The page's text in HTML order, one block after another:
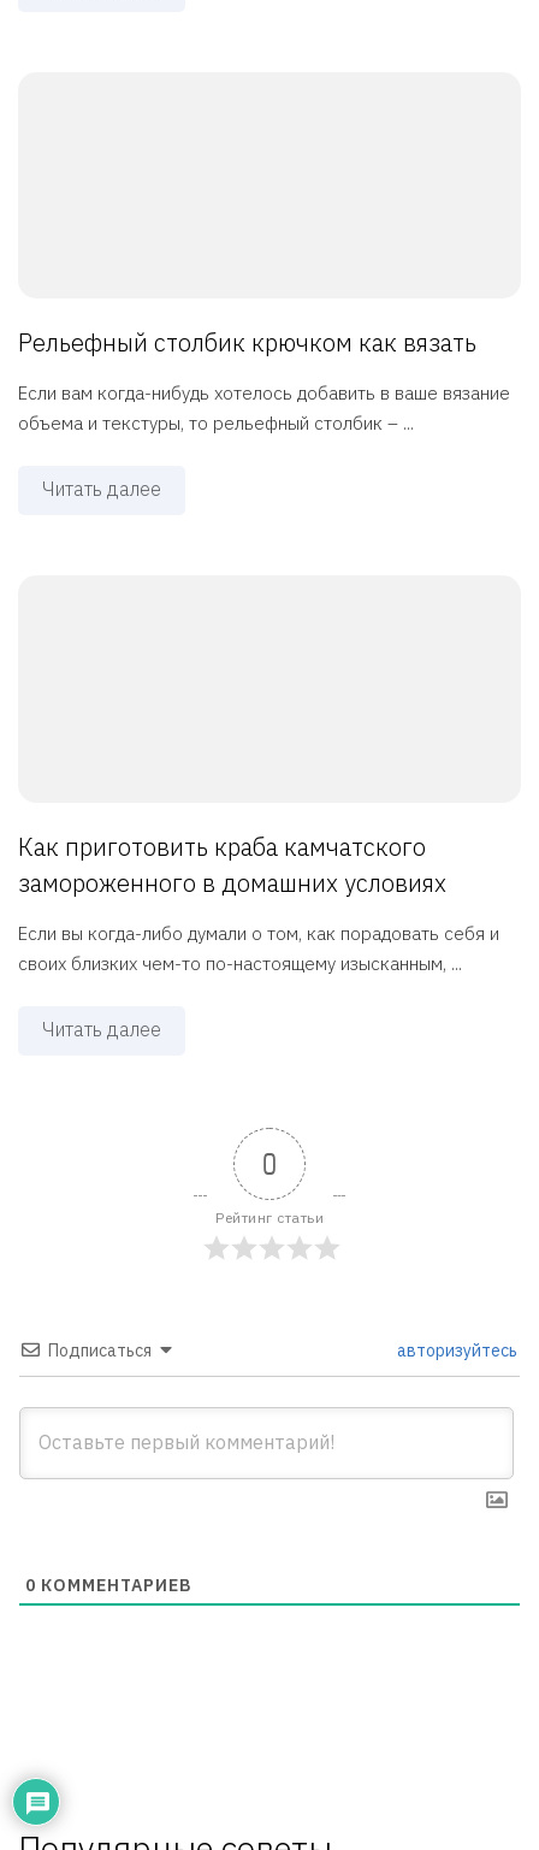
Рельефный столбик крючком как вязать
Если вам когда-нибудь хотелось добавить в ваше вязание
объема и текстуры, то рельефный столбик – ...
Читать далее
Как приготовить краба камчатского
замороженного в домашних условиях
Если вы когда-либо думали о том, как порадовать себя и
своих близких чем-то по-настоящему изысканным, ...
Читать далее
0
Рейтинг статьи
Подписаться авторизуйтесь
0 КОММЕНТАРИЕВ